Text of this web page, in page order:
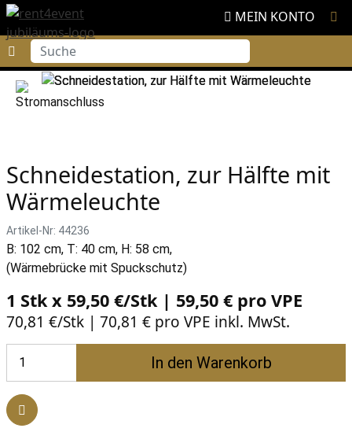
MEIN KONTO
Suche
Schneidestation, zur Hälfte mit
Wärmeleuchte
Artikel-Nr: 44236
B: 102 cm, T: 40 cm, H: 58 cm,
(Wärmebrücke mit Spuckschutz)
1 Stk x 59,50 €/Stk | 59,50 € pro VPE
70,81 €/Stk | 70,81 € pro VPE inkl. MwSt.
In den Warenkorb